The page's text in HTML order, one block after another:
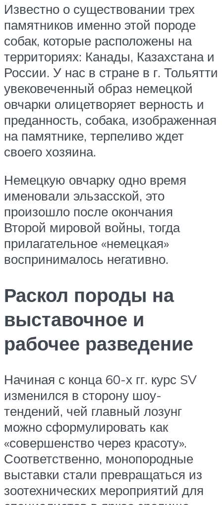
Известно о существовании трех
памятников именно этой породе
собак, которые расположены на
территориях: Канады, Казахстана и
России. У нас в стране в г. Тольятти
увековеченный образ немецкой
овчарки олицетворяет верность и
преданность, собака, изображенная
на памятнике, терпеливо ждет
своего хозяина.
Немецкую овчарку одно время
именовали эльзасской, это
произошло после окончания
Второй мировой войны, тогда
прилагательное «немецкая»
воспринималось негативно.
Раскол породы на
выставочное и
рабочее разведение
Начиная с конца 60-х гг. курс SV
изменился в сторону шоу-
тендений, чей главный лозунг
можно сформулировать как
«совершенство через красоту».
Соответственно, монопородные
выставки стали превращаться из
зоотехнических мероприятий для